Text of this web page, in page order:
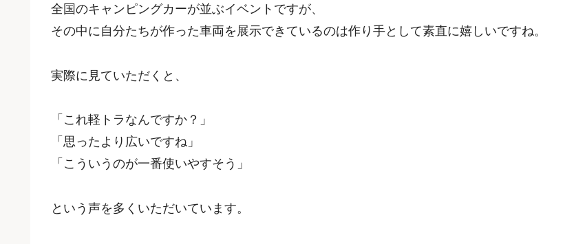
全国のキャンピングカーが並ぶイベントですが、
その中に自分たちが作った車両を展示できているのは作り手として素直に嬉しいですね。
実際に見ていただくと、
「これ軽トラなんですか？」
「思ったより広いですね」
「こういうのが一番使いやすそう」
という声を多くいただいています。